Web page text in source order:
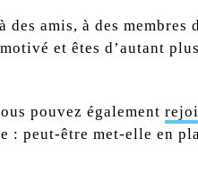
amis, à des membres
et êtes d’autant
pouvez également
peut-être met-elle en